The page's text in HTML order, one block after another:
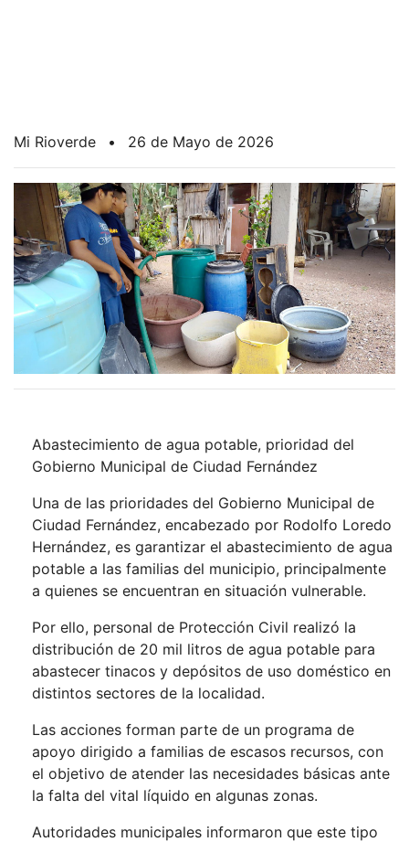
Mi Rioverde • 26 de Mayo de 2026
Abastecimiento de agua potable, prioridad del
Gobierno Municipal de Ciudad Fernández
Una de las prioridades del Gobierno Municipal de
Ciudad Fernández, encabezado por Rodolfo Loredo
Hernández, es garantizar el abastecimiento de agua
potable a las familias del municipio, principalmente
a quienes se encuentran en situación vulnerable.
Por ello, personal de Protección Civil realizó la
distribución de 20 mil litros de agua potable para
abastecer tinacos y depósitos de uso doméstico en
distintos sectores de la localidad.
Las acciones forman parte de un programa de
apoyo dirigido a familias de escasos recursos, con
el objetivo de atender las necesidades básicas ante
la falta del vital líquido en algunas zonas.
Autoridades municipales informaron que este tipo